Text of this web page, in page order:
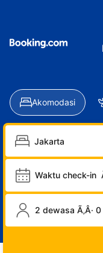
Akomodasi
Waktu check-in
2 dewasa Ã‚Â·